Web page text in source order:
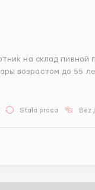
возрастом до 55
Stała praca Bez